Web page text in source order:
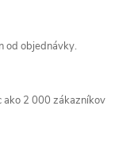
od objednávky.
ako 2 000 zákazníkov